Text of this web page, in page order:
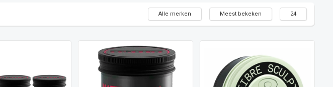
Alle merken Meest bekeken 24